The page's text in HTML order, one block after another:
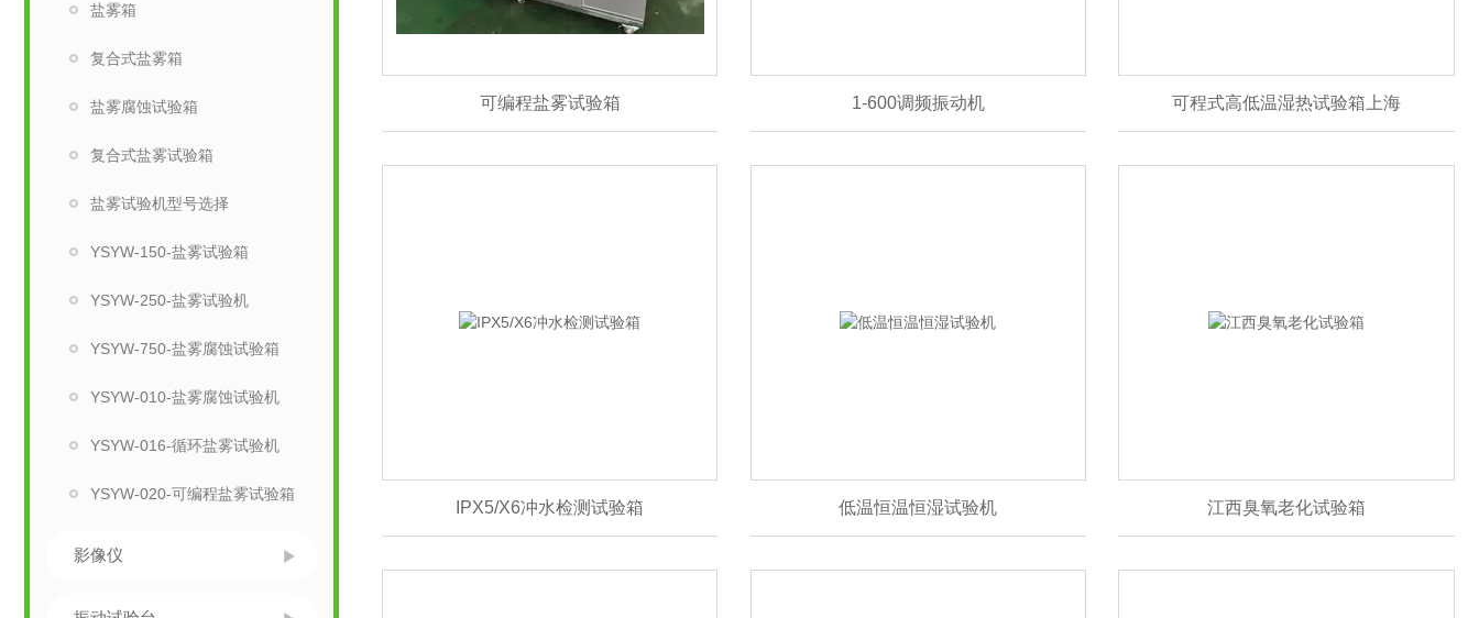
盐雾箱
复合式盐雾箱
盐雾腐蚀试验箱
复合式盐雾试验箱
盐雾试验机型号选择
YSYW-150-盐雾试验箱
YSYW-250-盐雾试验机
YSYW-750-盐雾腐蚀试验箱
YSYW-010-盐雾腐蚀试验机
YSYW-016-循环盐雾试验机
YSYW-020-可编程盐雾试验箱
影像仪
可编程盐雾试验箱 1-600调频振动机 可程式高低温湿热试验箱上海
IPX5/X6冲水检测试验箱 低温恒温恒湿试验机 江西臭氧老化试验箱